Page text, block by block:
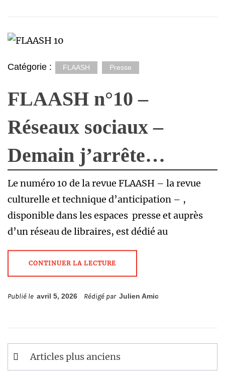
Catégorie : FLAASH Presse
FLAASH n°10 –
Réseaux sociaux –
Demain j’arrête…
Le numéro 10 de la revue FLAASH – la revue
culturelle et technique d’anticipation – ,
disponible dans les espaces presse et auprès
d’un réseau de libraires, est dédié au
CONTINUER LA LECTURE
Publié le avril 5, 2026 Rédigé par Julien Amic
Navigation
des
Articles plus anciens